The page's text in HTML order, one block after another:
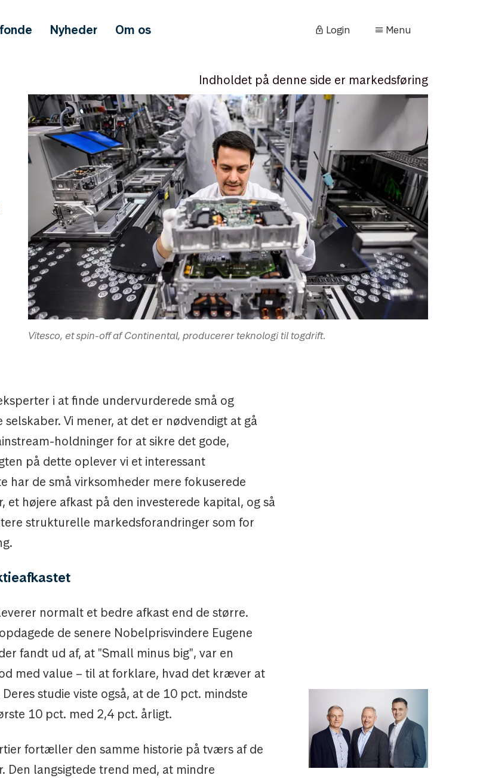
Nyheder Om os Login Menu
Indholdet på denne side er markedsføring
Vitesco, et spin-off af Continental, producerer teknologi til togdrift.
i at finde undervurderede små og
Vi mener, at det er nødvendigt at gå
holdninger for at sikre det gode,
på dette oplever vi et interessant
har de små virksomheder mere fokuserede
et højere afkast på den investerede kapital, og så
strukturelle markedsforandringer som for
normalt et bedre afkast end de større.
de senere Nobelprisvindere Eugene
fandt ud af, at "Small minus big", var en
med value – til at forklare, hvad det kræver at
studie viste også, at de 10 pct. mindste
10 pct. med 2,4 pct. årligt.
fortæller den samme historie på tværs af de
Den langsigtede trend med, at mindre